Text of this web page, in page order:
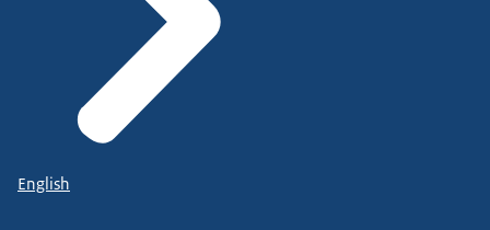
English